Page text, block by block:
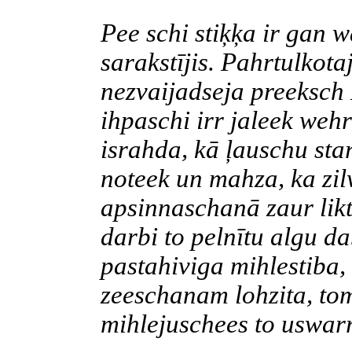
Pee schi stiķķa ir gan
sarakstījis.
nezvaijadseja preeksch
ihpaschi irr jaleek
israhda, kā ļauschu
noteek un mahza, ka
apsinnaschanā zaur
darbi to pelnītu algu
pastahiviga mihlestiba
zeeschanam lohzita,
mihlejuschees to